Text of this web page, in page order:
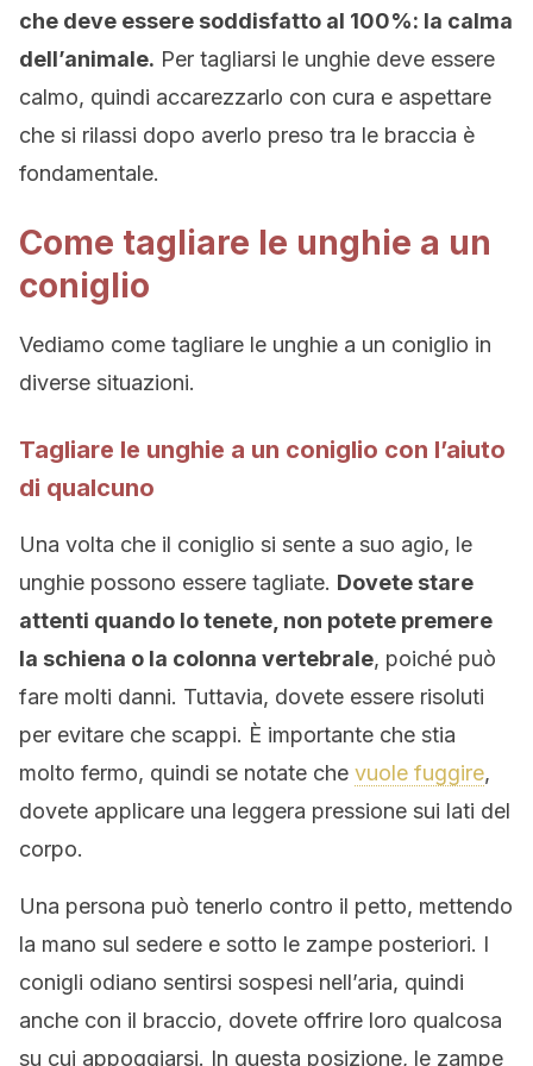
che deve essere soddisfatto al 100%: la calma
dell’animale. Per tagliarsi le unghie deve essere
calmo, quindi accarezzarlo con cura e aspettare
che si rilassi dopo averlo preso tra le braccia è
fondamentale.
Come tagliare le unghie a un
coniglio
Vediamo come tagliare le unghie a un coniglio in
diverse situazioni.
Tagliare le unghie a un coniglio con l’aiuto
di qualcuno
Una volta che il coniglio si sente a suo agio, le
unghie possono essere tagliate. Dovete stare
attenti quando lo tenete, non potete premere
la schiena o la colonna vertebrale, poiché può
fare molti danni. Tuttavia, dovete essere risoluti
per evitare che scappi. È importante che stia
molto fermo, quindi se notate che vuole fuggire,
dovete applicare una leggera pressione sui lati del
corpo.
Una persona può tenerlo contro il petto, mettendo
la mano sul sedere e sotto le zampe posteriori. I
conigli odiano sentirsi sospesi nell’aria, quindi
anche con il braccio, dovete offrire loro qualcosa
su cui appoggiarsi. In questa posizione, le zampe